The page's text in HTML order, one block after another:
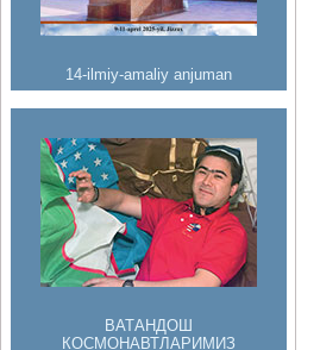
14-ilmiy-amaliy anjuman
ВАТАНДОШ
КОСМОНАВТЛАРИМИЗ